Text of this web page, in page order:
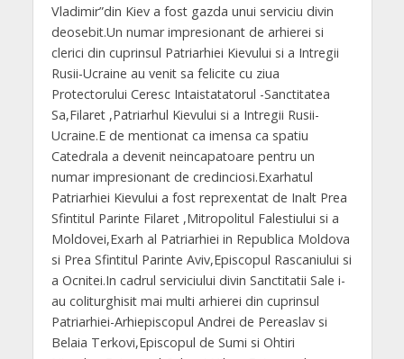
Vladimir”din Kiev a fost gazda unui serviciu divin
deosebit.Un numar impresionant de arhierei si
clerici din cuprinsul Patriarhiei Kievului si a Intregii
Rusii-Ucraine au venit sa felicite cu ziua
Protectorului Ceresc Intaistatatorul -Sanctitatea
Sa,Filaret ,Patriarhul Kievului si a Intregii Rusii-
Ucraine.E de mentionat ca imensa ca spatiu
Catedrala a devenit neincapatoare pentru un
numar impresionant de credinciosi.Exarhatul
Patriarhiei Kievului a fost reprexentat de Inalt Prea
Sfintitul Parinte Filaret ,Mitropolitul Falestiului si a
Moldovei,Exarh al Patriarhiei in Republica Moldova
si Prea Sfintitul Parinte Aviv,Episcopul Rascaniului si
a Ocnitei.In cadrul serviciului divin Sanctitatii Sale i-
au coliturghisit mai multi arhierei din cuprinsul
Patriarhiei-Arhiepiscopul Andrei de Pereaslav si
Belaia Terkovi,Episcopul de Sumi si Ohtiri